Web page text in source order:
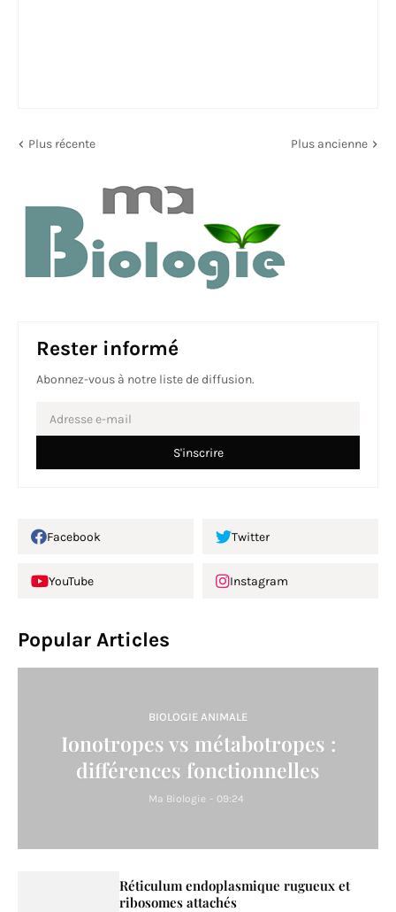
Plus récente Plus ancienne
Rester informé
Abonnez-vous à notre liste de diffusion.
Facebook Twitter
YouTube Instagram
Popular Articles
BIOLOGIE ANIMALE
Ionotropes vs métabotropes :
différences fonctionnelles
Ma Biologie - 09:24
Réticulum endoplasmique rugueux et
ribosomes attachés